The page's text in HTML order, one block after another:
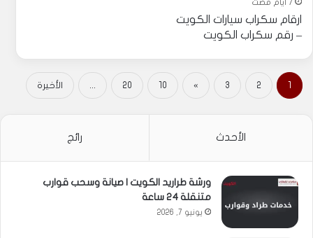
7 أيام مضت
ارقام سكراب سيارات الكويت
– رقم سكراب الكويت
2
3
»
10
20
... الأخيرة
الأحدث رائج
ورشة طراريد الكويت | صيانة وسحب قوارب
متنقلة 24 ساعة
يونيو 7, 2026